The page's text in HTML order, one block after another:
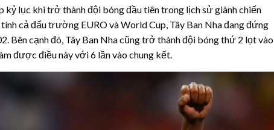
kỷ lục khi trở thành đội bóng đầu tiên trong lịch sử giành chiến
cả đấu trường EURO và World Cup, Tây Ban Nha đang đứng
Bên cạnh đó, Tây Ban Nha cũng trở thành đội bóng thứ 2 lọt vào
được điều này với 6 lần vào chung kết.